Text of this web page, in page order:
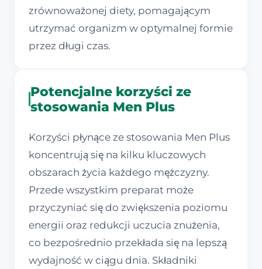
zrównoważonej diety, pomagającym
utrzymać organizm w optymalnej formie
przez długi czas.
Potencjalne korzyści ze
stosowania Men Plus
Korzyści płynące ze stosowania Men Plus
koncentrują się na kilku kluczowych
obszarach życia każdego mężczyzny.
Przede wszystkim preparat może
przyczyniać się do zwiększenia poziomu
energii oraz redukcji uczucia znużenia,
co bezpośrednio przekłada się na lepszą
wydajność w ciągu dnia. Składniki